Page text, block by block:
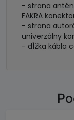
- strana
FAKRA
- strana
univerzálny
- dĺžka kábla